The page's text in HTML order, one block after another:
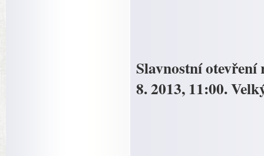
Slavnostní
8. 2013, 11:00.